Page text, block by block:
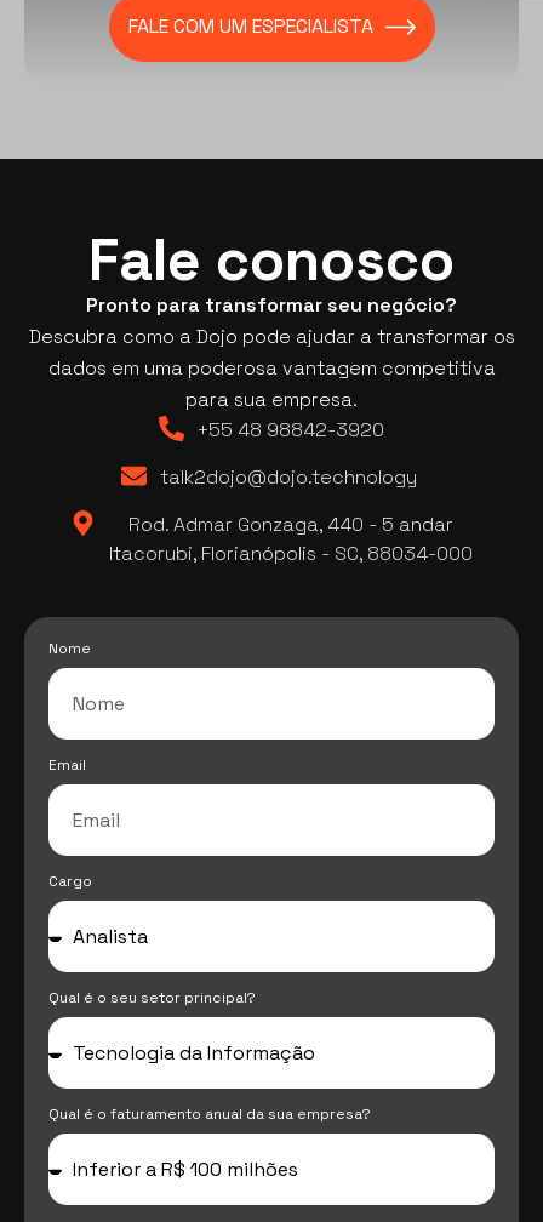
FALE COM UM ESPECIALISTA
Fale conosco
Pronto para transformar seu negócio?
Descubra como a Dojo pode ajudar a transformar os
dados em uma poderosa vantagem competitiva
para sua empresa.
+55 48 98842-3920
talk2dojo@dojo.technology
Rod. Admar Gonzaga, 440 - 5 andar
Itacorubi, Florianópolis - SC, 88034-000
Nome
Email
Cargo
Qual é o seu setor principal?
Qual é o faturamento anual da sua empresa?